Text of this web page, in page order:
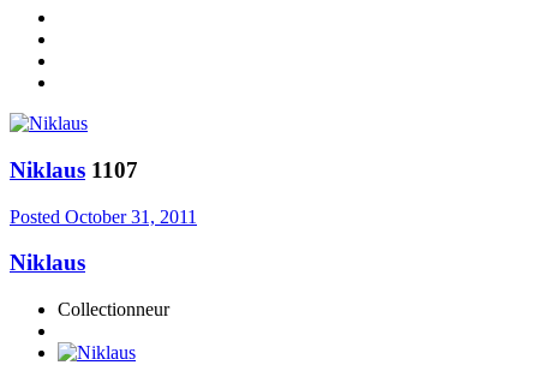
Niklaus 1107
Posted October 31, 2011
Niklaus
Collectionneur